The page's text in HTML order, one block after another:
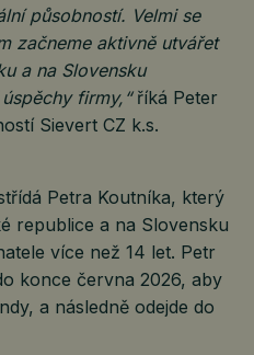
působností. Velmi se
začneme aktivně utvářet
a na Slovensku
firmy,“říká Peter
Sievert CZ k.s.
Petra Koutníka, který
republice a na Slovensku
více než 14 let. Petr
konce června 2026, aby
a následně odejde do